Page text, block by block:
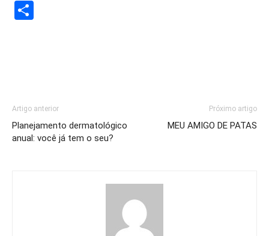
Artigo anterior
Planejamento dermatológico
anual: você já tem o seu?
Próximo artigo
MEU AMIGO DE PATAS